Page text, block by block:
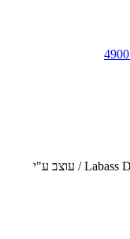
טויטופלסט 2016 © | נבנה ע"י באזי & Labass DC / עוצב ע"י